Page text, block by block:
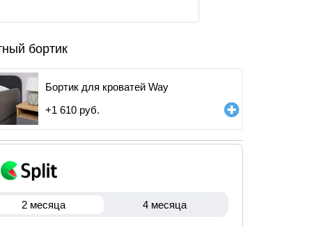
бортик
Бортик для кроватей Way
+1 610 руб.
2 месяца 4 месяца